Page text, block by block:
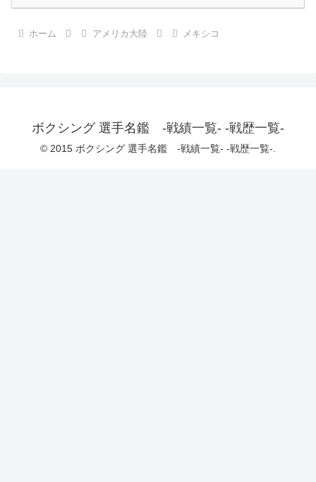
ホーム アメリカ大陸 メキシコ
ボクシング 選手名鑑 -戦績一覧- -戦歴一覧-
© 2015 ボクシング 選手名鑑 -戦績一覧- -戦歴一覧-.